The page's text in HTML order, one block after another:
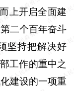
上开启全面建
二个百年奋斗
坚持把解决好
工作的重中之
建设的一项重